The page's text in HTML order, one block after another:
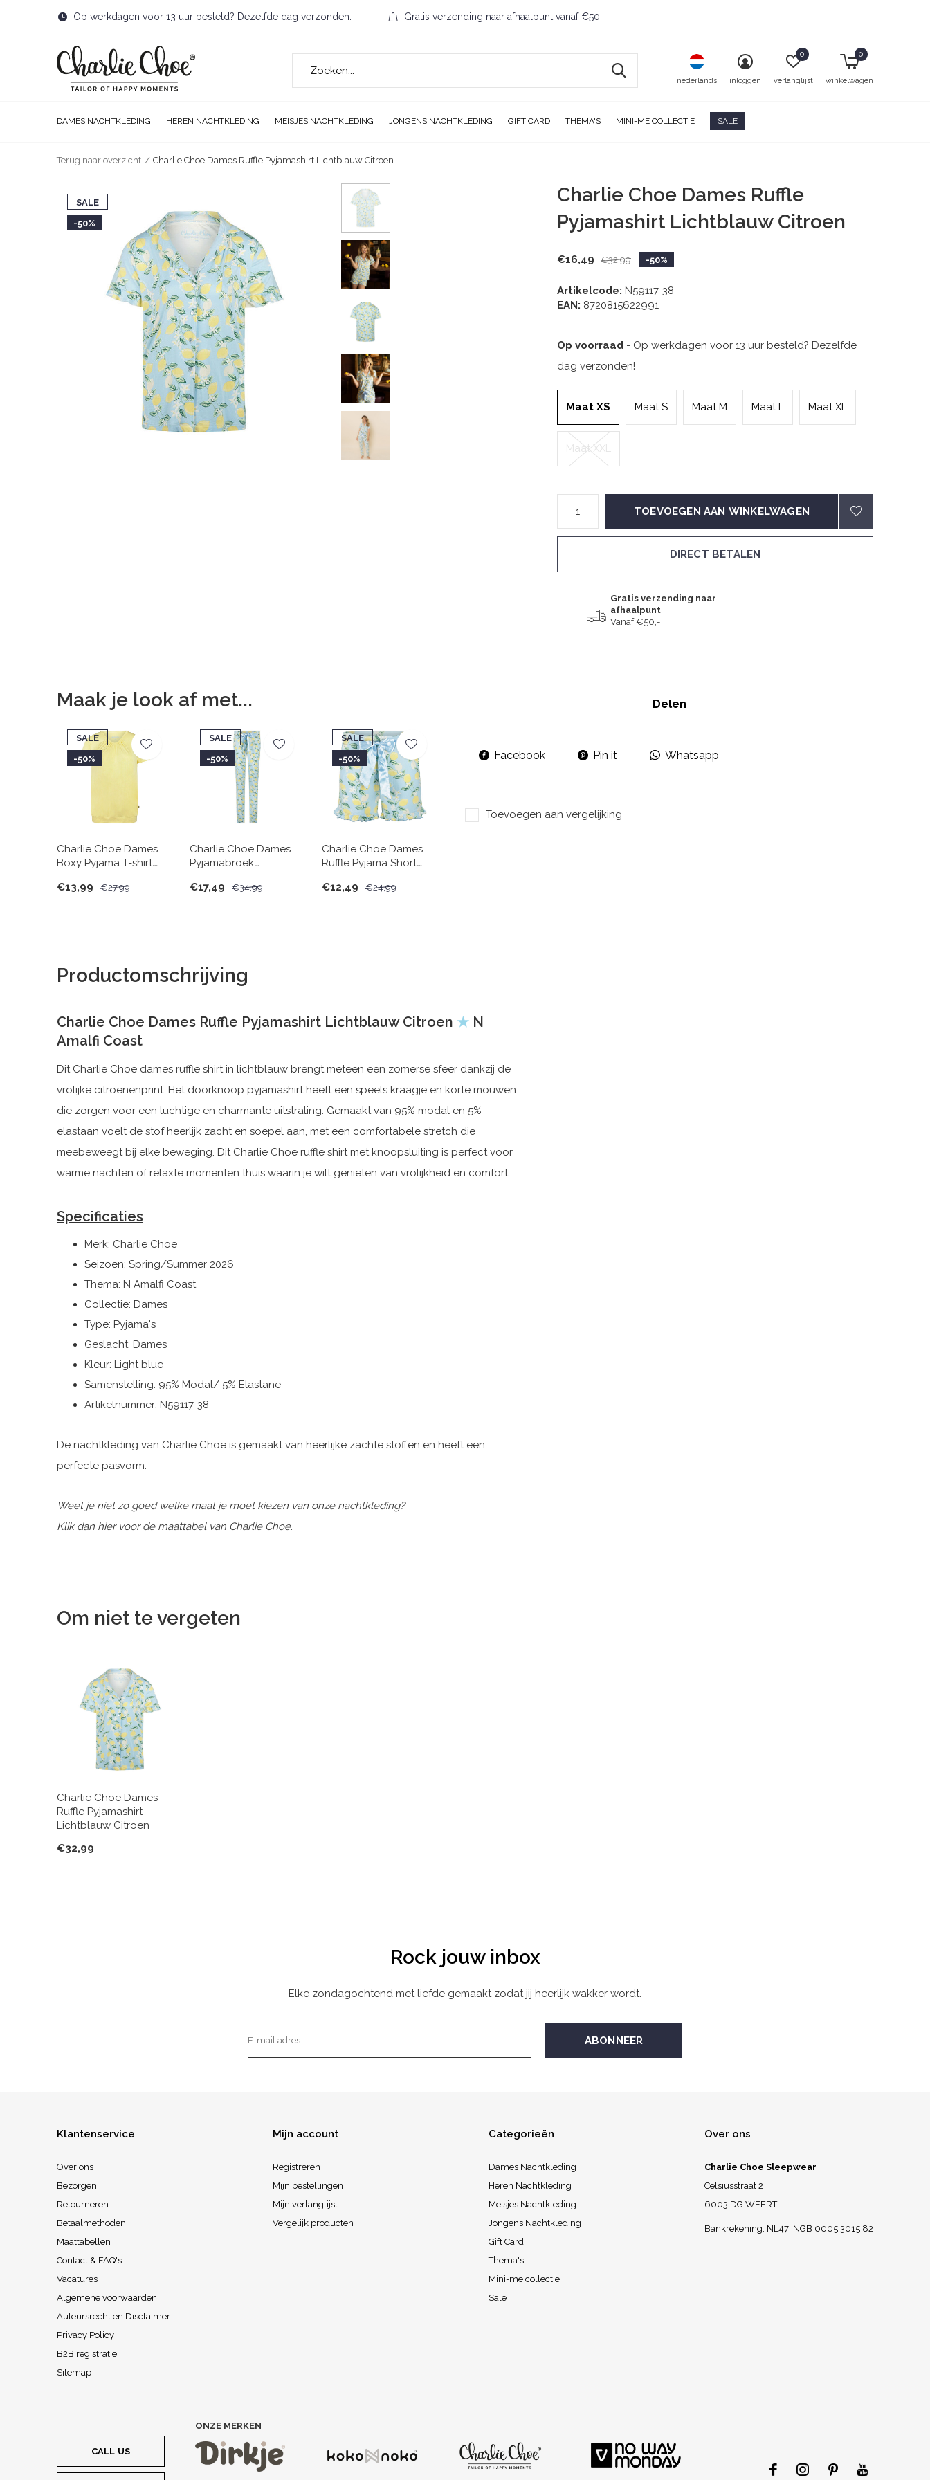
DAMES NACHTKLEDING HEREN NACHTKLEDING MEISJES NACHTKLEDING JONGENS NACHTKLEDING GIFT CARD THEMA'S MINI-ME COLLECTIE SALE
nederlands inloggen verlanglijst
0
winkelwagen
0
Op werkdagen voor 13 uur besteld? Dezelfde dag verzonden. Gratis verzending naar afhaalpunt vanaf €50,-
Terug naar overzicht Charlie Choe Dames Ruffle Pyjamashirt Lichtblauw Citroen
SALE
-50%
Charlie Choe Dames Ruffle
Pyjamashirt Lichtblauw Citroen
€16,49 €32,99 -50%
Artikelcode: N59117-38
EAN: 8720815622991
Op voorraad - Op werkdagen voor 13 uur besteld? Dezelfde
dag verzonden!
Maat XS Maat S Maat M Maat L Maat XL
Maat XXL
TOEVOEGEN AAN WINKELWAGEN
DIRECT BETALEN
Gratis verzending naar
afhaalpunt
Vanaf €50,-
Maak je look af met...
SALE
-50%
Charlie Choe Dames
Boxy Pyjama T-shirt
€13,99
€27,99
SALE
-50%
Charlie Choe Dames
Pyjamabroek
€17,49
€34,99
SALE
-50%
Charlie Choe Dames
Ruffle Pyjama Short
€12,49
€24,99
Delen
Facebook Pin it Whatsapp
Toevoegen aan vergelijking
Productomschrijving
Charlie Choe Dames Ruffle Pyjamashirt Lichtblauw Citroen ★ N
Amalfi Coast
Dit Charlie Choe dames ruffle shirt in lichtblauw brengt meteen een zomerse sfeer dankzij de
vrolijke citroenenprint. Het doorknoop pyjamashirt heeft een speels kraagje en korte mouwen
die zorgen voor een luchtige en charmante uitstraling. Gemaakt van 95% modal en 5%
elastaan voelt de stof heerlijk zacht en soepel aan, met een comfortabele stretch die
meebeweegt bij elke beweging. Dit Charlie Choe ruffle shirt met knoopsluiting is perfect voor
warme nachten of relaxte momenten thuis waarin je wilt genieten van vrolijkheid en comfort.
Specificaties
Merk: Charlie Choe
Seizoen: Spring/Summer 2026
Thema: N Amalfi Coast
Collectie: Dames
Type: Pyjama's
Geslacht: Dames
Kleur: Light blue
Samenstelling: 95% Modal/ 5% Elastane
Artikelnummer: N59117-38
De nachtkleding van Charlie Choe is gemaakt van heerlijke zachte stoffen en heeft een
perfecte pasvorm.
Weet je niet zo goed welke maat je moet kiezen van onze nachtkleding?
Klik dan hiervoor de maattabel van Charlie Choe.
Om niet te vergeten
Charlie Choe Dames
Ruffle Pyjamashirt
Lichtblauw Citroen
€32,99
Rock jouw inbox
Elke zondagochtend met liefde gemaakt zodat jij heerlijk wakker wordt.
Klantenservice
Over ons
Bezorgen
Retourneren
Betaalmethoden
Maattabellen
Contact & FAQ's
Vacatures
Algemene voorwaarden
Auteursrecht en Disclaimer
Privacy Policy
B2B registratie
Sitemap
Mijn account
Registreren
Mijn bestellingen
Mijn verlanglijst
Vergelijk producten
Categorieën
Dames Nachtkleding
Heren Nachtkleding
Meisjes Nachtkleding
Jongens Nachtkleding
Gift Card
Thema's
Mini-me collectie
Sale
Over ons
Charlie Choe Sleepwear
Celsiusstraat 2
6003 DG WEERT
Bankrekening: NL47 INGB 0005 3015 82
CALL US
ONZE MERKEN